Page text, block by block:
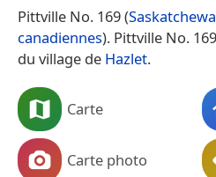
Pittville No. 169 (
canadiennes). Pittville No.
du village de Hazlet.
Carte
Carte photo